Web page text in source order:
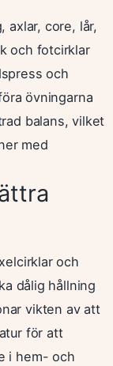
axlar, core, lår,
och fotcirklar
och
övningarna
balans, vilket
med
och
dålig hållning
vikten av att
för att
i hem- och